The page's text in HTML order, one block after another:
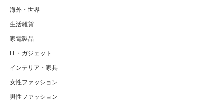
海外・世界
生活雑貨
家電製品
IT・ガジェット
インテリア・家具
女性ファッション
男性ファッション